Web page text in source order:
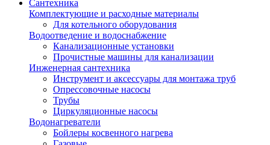
Сантехника
Комплектующие и расходные материалы
Для котельного оборудования
Водоотведение и водоснабжение
Канализационные установки
Прочистные машины для канализации
Инженерная сантехника
Инструмент и аксессуары для монтажа труб
Опрессовочные насосы
Трубы
Циркуляционные насосы
Водонагреватели
Бойлеры косвенного нагрева